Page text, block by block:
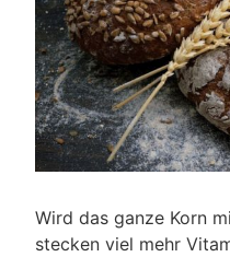
Wird das ganze Korn
stecken viel mehr